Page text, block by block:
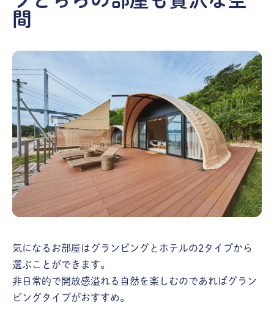
間
気になるお部屋はグランピングとホテルの2タイプから
選ぶことができます。
非日常的で開放感溢れる自然を楽しむのであればグラン
ピングタイプがおすすめ。